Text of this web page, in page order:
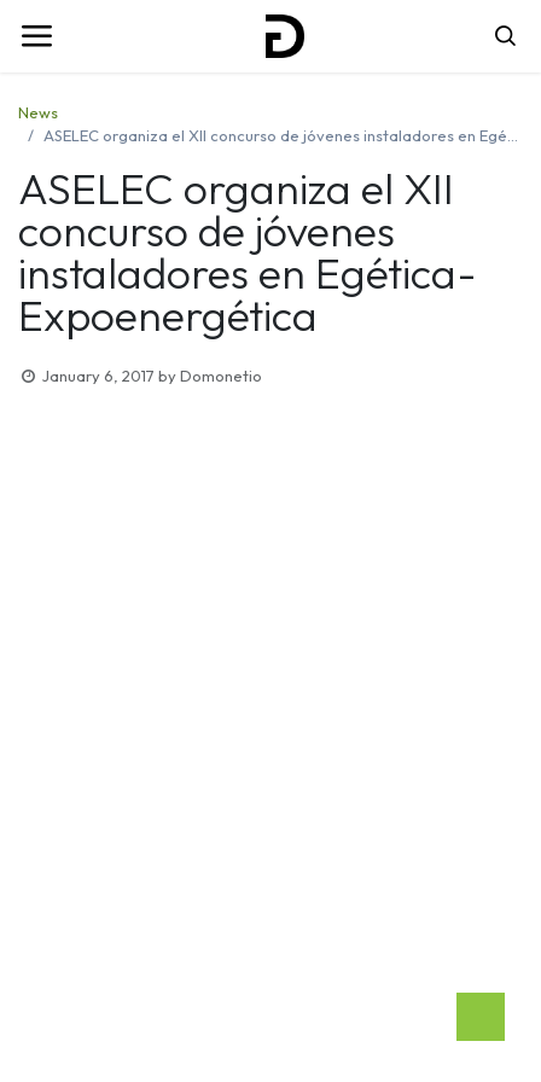
News
ASELEC organiza el XII concurso de jóvenes instaladores en Egética-Expoenergética
ASELEC organiza el XII
concurso de jóvenes
instaladores en Egética-
Expoenergética
January 6, 2017 byDomonetio